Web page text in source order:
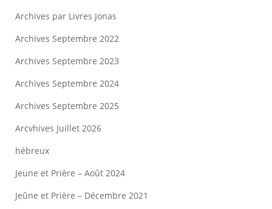
Archives par Livres Jonas
Archives Septembre 2022
Archives Septembre 2023
Archives Septembre 2024
Archives Septembre 2025
Arcvhives Juillet 2026
hébreux
Jeune et Prière – Août 2024
Jeûne et Prière – Décembre 2021